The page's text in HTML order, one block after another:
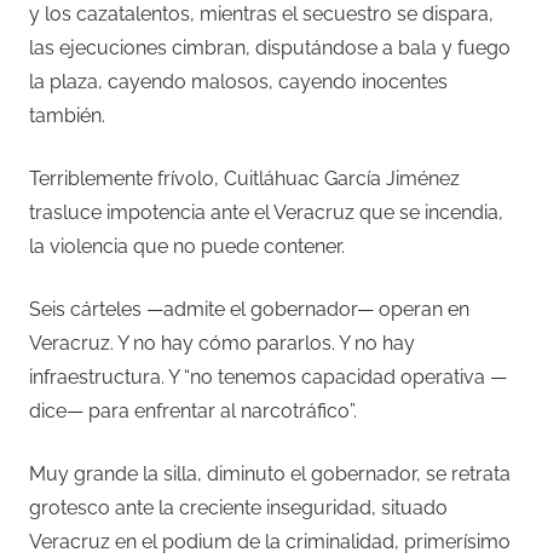
y los cazatalentos, mientras el secuestro se dispara,
las ejecuciones cimbran, disputándose a bala y fuego
la plaza, cayendo malosos, cayendo inocentes
también.
Terriblemente frívolo, Cuitláhuac García Jiménez
trasluce impotencia ante el Veracruz que se incendia,
la violencia que no puede contener.
Seis cárteles —admite el gobernador— operan en
Veracruz. Y no hay cómo pararlos. Y no hay
infraestructura. Y “no tenemos capacidad operativa —
dice— para enfrentar al narcotráfico”.
Muy grande la silla, diminuto el gobernador, se retrata
grotesco ante la creciente inseguridad, situado
Veracruz en el podium de la criminalidad, primerísimo